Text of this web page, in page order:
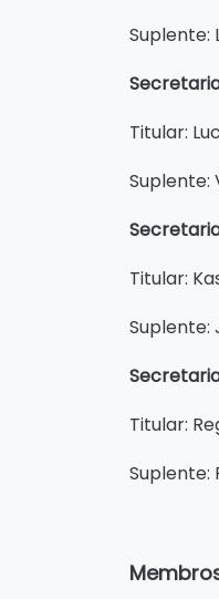
Suplente:
Titular:
Suplente:
Titular:
Suplente:
Titular:
Suplente: